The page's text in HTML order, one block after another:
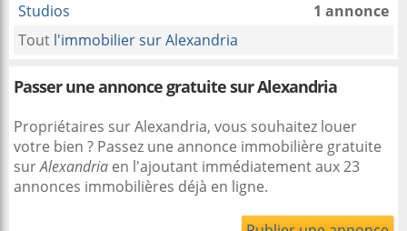
Studios
1 annonce
Tout l'immobilier sur Alexandria
Passer une annonce gratuite sur Alexandria
Propriétaires sur Alexandria, vous souhaitez louer
votre bien ? Passez une annonce immobilière gratuite
surAlexandria en l'ajoutant immédiatement aux 23
annonces immobilières déjà en ligne.